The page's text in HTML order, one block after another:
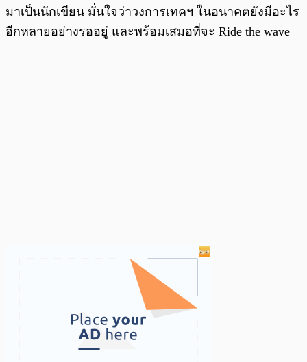
มาเป็นนักเขียน มั่นใจว่าวงการเทคฯ ในอนาคตยังมีอะไร
อีกหลายอย่างรออยู่ และพร้อมเสมอที่จะ Ride the wave